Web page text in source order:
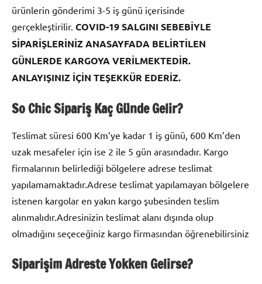
ürünlerin gönderimi 3-5 iş günü içerisinde
gerçekleştirilir. COVID-19 SALGINI SEBEBİYLE
SİPARİŞLERİNİZ ANASAYFADA BELİRTİLEN
GÜNLERDE KARGOYA VERİLMEKTEDİR.
ANLAYIŞINIZ İÇİN TEŞEKKÜR EDERİZ.
So Chic Sipariş Kaç Günde Gelir?
Teslimat süresi 600 Km’ye kadar 1 iş günü, 600 Km’den
uzak mesafeler için ise 2 ile 5 gün arasındadır. Kargo
firmalarının belirlediği bölgelere adrese teslimat
yapılamamaktadır.Adrese teslimat yapılamayan bölgelere
istenen kargolar en yakın kargo şubesinden teslim
alınmalıdır.Adresinizin teslimat alanı dışında olup
olmadığını seçeceğiniz kargo firmasından öğrenebilirsiniz
Siparişim Adreste Yokken Gelirse?